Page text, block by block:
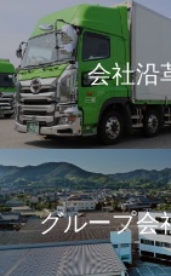
会社沿
グループ会